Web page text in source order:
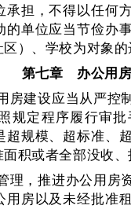
承担，不得以任何
单位应当节俭办
）、学校为对象
第七章 办公用
建设应当从严控
规定程序履行审
超规模、超标准、
积或者全部没收
理，推进办公用房
房以及未经批准